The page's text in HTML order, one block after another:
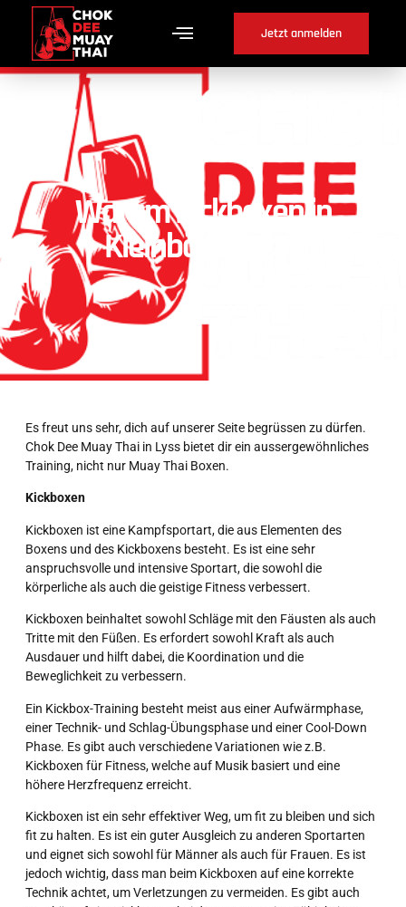
Jetzt anmelden
Warum Kickboxen in
Kleinbösingen ?
Es freut uns sehr, dich auf unserer Seite begrüssen zu dürfen.
Chok Dee Muay Thai in Lyss bietet dir ein aussergewöhnliches
Training, nicht nur Muay Thai Boxen.
Kickboxen
Kickboxen ist eine Kampfsportart, die aus Elementen des
Boxens und des Kickboxens besteht. Es ist eine sehr
anspruchsvolle und intensive Sportart, die sowohl die
körperliche als auch die geistige Fitness verbessert.
Kickboxen beinhaltet sowohl Schläge mit den Fäusten als auch
Tritte mit den Füßen. Es erfordert sowohl Kraft als auch
Ausdauer und hilft dabei, die Koordination und die
Beweglichkeit zu verbessern.
Ein Kickbox-Training besteht meist aus einer Aufwärmphase,
einer Technik- und Schlag-Übungsphase und einer Cool-Down
Phase. Es gibt auch verschiedene Variationen wie z.B.
Kickboxen für Fitness, welche auf Musik basiert und eine
höhere Herzfrequenz erreicht.
Kickboxen ist ein sehr effektiver Weg, um fit zu bleiben und sich
fit zu halten. Es ist ein guter Ausgleich zu anderen Sportarten
und eignet sich sowohl für Männer als auch für Frauen. Es ist
jedoch wichtig, dass man beim Kickboxen auf eine korrekte
Technik achtet, um Verletzungen zu vermeiden. Es gibt auch